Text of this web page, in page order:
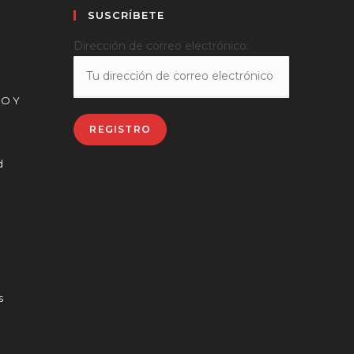
Y
SUSCRÍBETE
Dirección de correo electrónico: